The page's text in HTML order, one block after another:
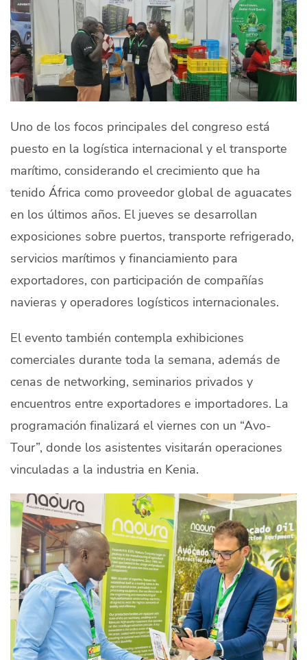
Uno de los focos principales del congreso está
puesto en la logística internacional y el transporte
marítimo, considerando el crecimiento que ha
tenido África como proveedor global de aguacates
en los últimos años. El jueves se desarrollan
exposiciones sobre puertos, transporte refrigerado,
servicios marítimos y financiamiento para
exportadores, con participación de compañías
navieras y operadores logísticos internacionales.
El evento también contempla exhibiciones
comerciales durante toda la semana, además de
cenas de networking, seminarios privados y
encuentros entre exportadores e importadores. La
programación finalizará el viernes con un “Avo-
Tour”, donde los asistentes visitarán operaciones
vinculadas a la industria en Kenia.